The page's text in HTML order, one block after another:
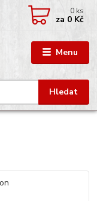
Menu
Hledat
0 ks
za 0 Kč